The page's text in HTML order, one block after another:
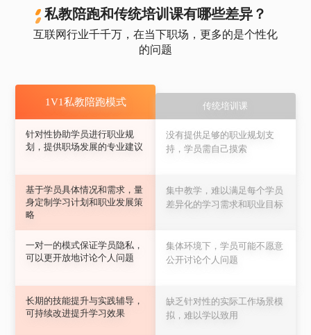
私教陪跑和传统培训课有哪些差异？
互联网行业千千万，在当下职场，更多的是个性化
的问题
1V1私教陪跑模式
针对性协助学员进行职业规
划，提供职场发展的专业建议
基于学员具体情况和需求，量
身定制学习计划和职业发展策
略
一对一的模式保证学员隐私，
可以更开放地讨论个人问题
长期的技能提升与实践辅导，
可持续改进提升学习效果
传统培训课
没有提供足够的职业规划支
持，学员需自己摸索
集中教学，难以满足每个学员
差异化的学习需求和职业目标
集体环境下，学员可能不愿意
公开讨论个人问题
缺乏针对性的实际工作场景模
拟，难以学以致用